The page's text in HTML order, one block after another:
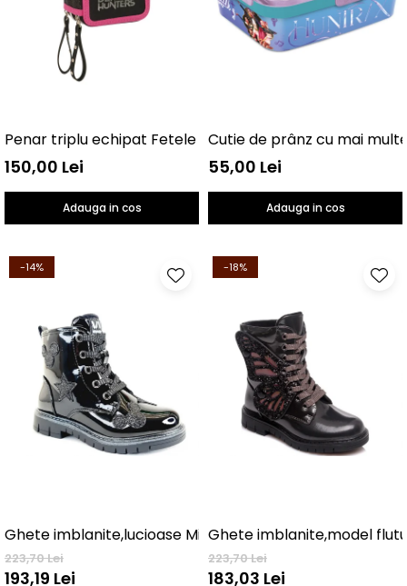
Penar triplu echipat Fetele Kpop la vânătoare de
150,00 Lei
Adauga in cos
55,00 Lei
Adauga in cos
-14%
Ghete imblanite,lucioase Mickey
223,70 Lei
193,19 Lei
-18%
Ghete imblanite,model
223,70 Lei
183,03 Lei